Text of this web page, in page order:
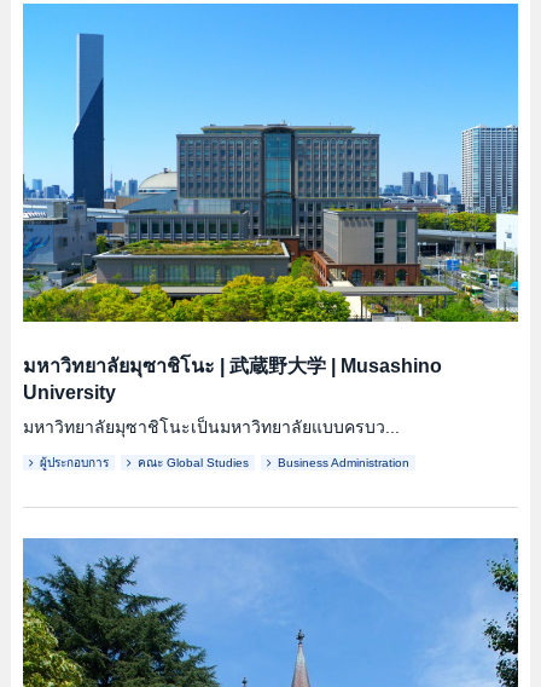
มหาวิทยาลัยมุซาชิโนะ 武蔵野大学|
Musashino
University
มหาวิทยาลัยมุซาชิโนะเป็นมหาวิทยาลัยแบบครบว...
ผู้ประกอบการ คณะ Global Studies Business Administration